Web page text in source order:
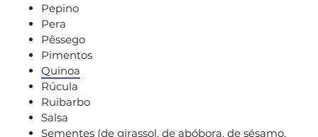
Pepino
Pera
Pêssego
Pimentos
Quinoa
Rúcula
Ruibarbo
Salsa
Sementes (de girassol, de abóbora, de sésamo,